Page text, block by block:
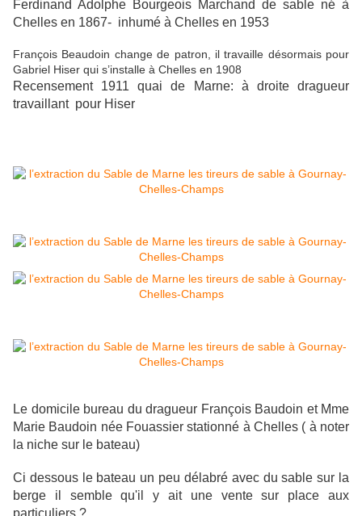
Ferdinand Adolphe Bourgeois Marchand de sable né à
Chelles en 1867- inhumé à Chelles en 1953
François Beaudoin change de patron, il travaille désormais pour
Gabriel Hiser qui s’installe à Chelles en 1908
Recensement 1911 quai de Marne: à droite dragueur
travaillant pour Hiser
Le domicile bureau du dragueur François Baudoin et Mme
Marie Baudoin née Fouassier stationné à Chelles ( à noter
la niche sur le bateau)
Ci dessous le bateau un peu délabré avec du sable sur la
berge il semble qu'il y ait une vente sur place aux